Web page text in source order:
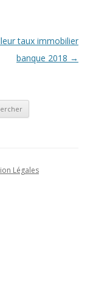
taux immobilier
banque 2018 →
Légales